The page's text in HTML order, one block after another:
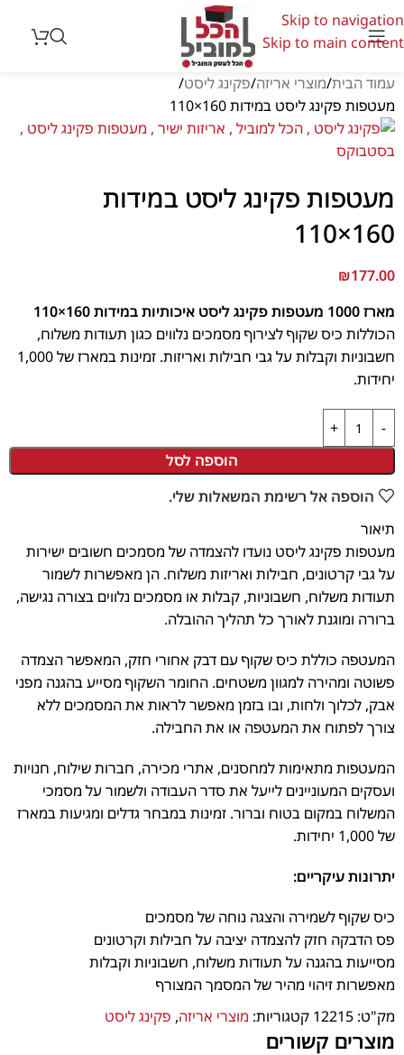
Skip to navigation
Skip to main content
עמוד הבית מוצרי אריזה פקינג ליסט
מעטפות פקינג ליסט במידות 160×110
מעטפות פקינג ליסט במידות
160×110
₪177.00
מארז 1000 מעטפות פקינג ליסט איכותיות במידות 160×110
הכוללות כיס שקוף לצירוף מסמכים נלווים כגון תעודות משלוח,
חשבוניות וקבלות על גבי חבילות ואריזות. זמינות במארז של 1,000
יחידות.
הוספה לסל
הוספה אל רשימת המשאלות שלי.
תיאור
מעטפות פקינג ליסט נועדו להצמדה של מסמכים חשובים ישירות
על גבי קרטונים, חבילות ואריזות משלוח. הן מאפשרות לשמור
תעודות משלוח, חשבוניות, קבלות או מסמכים נלווים בצורה נגישה,
ברורה ומוגנת לאורך כל תהליך ההובלה.
המעטפה כוללת כיס שקוף עם דבק אחורי חזק, המאפשר הצמדה
פשוטה ומהירה למגוון משטחים. החומר השקוף מסייע בהגנה מפני
אבק, לכלוך ולחות, ובו בזמן מאפשר לראות את המסמכים ללא
צורך לפתוח את המעטפה או את החבילה.
המעטפות מתאימות למחסנים, אתרי מכירה, חברות שילוח, חנויות
ועסקים המעוניינים לייעל את סדר העבודה ולשמור על מסמכי
המשלוח במקום בטוח וברור. זמינות במבחר גדלים ומגיעות במארז
של 1,000 יחידות.
יתרונות עיקריים:
כיס שקוף לשמירה והצגה נוחה של מסמכים
פס הדבקה חזק להצמדה יציבה על חבילות וקרטונים
מסייעות בהגנה על תעודות משלוח, חשבוניות וקבלות
מאפשרות זיהוי מהיר של המסמך המצורף
מתאימות לשימוש במחסנים, עסקים ומערכי שילוח
מק"ט: 12215 קטגוריות: מוצרי אריזה, פקינג ליסט
מוצרים קשורים